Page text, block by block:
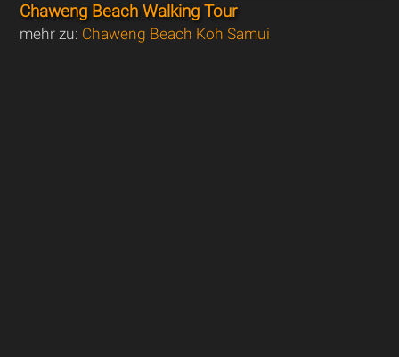
Chaweng Beach Walking Tour
mehr zu: Chaweng Beach Koh Samui